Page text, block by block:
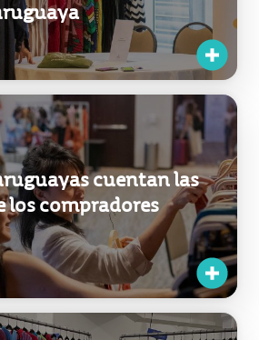
resaltan la
y el talento creativo
cuentan las
los compradores